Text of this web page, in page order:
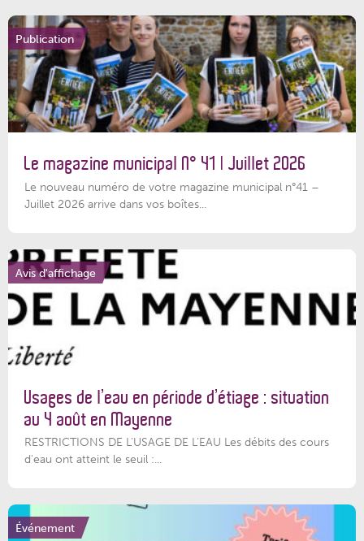
Publication
Le magazine municipal N° 41 | Juillet 2026
Le nouveau numéro de votre magazine municipal n°41 –
Juillet 2026 arrive dans vos boîtes...
Avis d'affichage
Usages de l’eau en période d’étiage : situation
au 4 août en Mayenne
RESTRICTIONS DE L’USAGE DE L’EAU Les débits des cours
d'eau ont atteint le seuil :...
Événement